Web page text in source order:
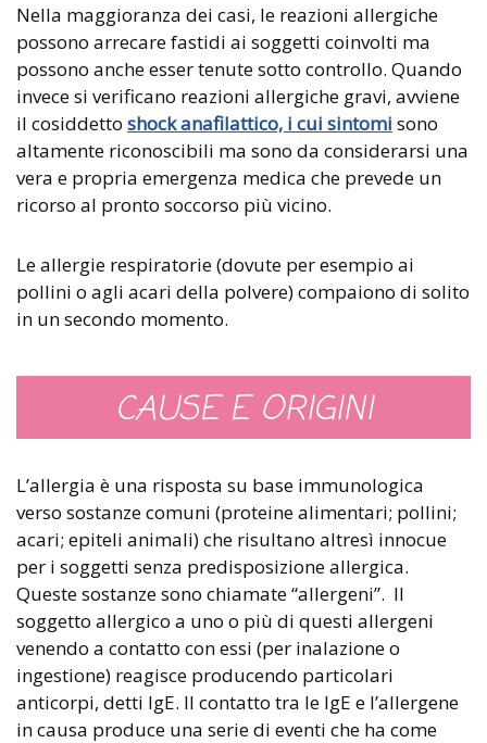
Nella maggioranza dei casi, le reazioni allergiche
possono arrecare fastidi ai soggetti coinvolti ma
possono anche esser tenute sotto controllo. Quando
invece si verificano reazioni allergiche gravi, avviene
il cosiddetto shock anafilattico, i cui sintomi sono
altamente riconoscibili ma sono da considerarsi una
vera e propria emergenza medica che prevede un
ricorso al pronto soccorso più vicino.
Le allergie respiratorie (dovute per esempio ai
pollini o agli acari della polvere) compaiono di solito
in un secondo momento.
CAUSE E ORIGINI
L’allergia è una risposta su base immunologica
verso sostanze comuni (proteine alimentari; pollini;
acari; epiteli animali) che risultano altresì innocue
per i soggetti senza predisposizione allergica.
Queste sostanze sono chiamate “allergeni”. Il
soggetto allergico a uno o più di questi allergeni
venendo a contatto con essi (per inalazione o
ingestione) reagisce producendo particolari
anticorpi, detti IgE. Il contatto tra le IgE e l’allergene
in causa produce una serie di eventi che ha come